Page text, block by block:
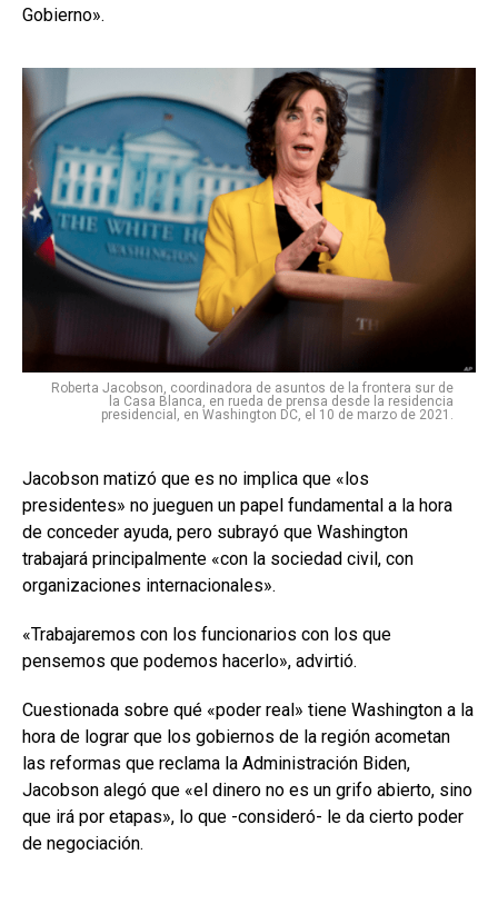
Gobierno».
Roberta Jacobson, coordinadora de asuntos de la frontera sur de
la Casa Blanca, en rueda de prensa desde la residencia
presidencial, en Washington DC, el 10 de marzo de 2021.
Jacobson matizó que es no implica que «los
presidentes» no jueguen un papel fundamental a la hora
de conceder ayuda, pero subrayó que Washington
trabajará principalmente «con la sociedad civil, con
organizaciones internacionales».
«Trabajaremos con los funcionarios con los que
pensemos que podemos hacerlo», advirtió.
Cuestionada sobre qué «poder real» tiene Washington a la
hora de lograr que los gobiernos de la región acometan
las reformas que reclama la Administración Biden,
Jacobson alegó que «el dinero no es un grifo abierto, sino
que irá por etapas», lo que -consideró- le da cierto poder
de negociación.